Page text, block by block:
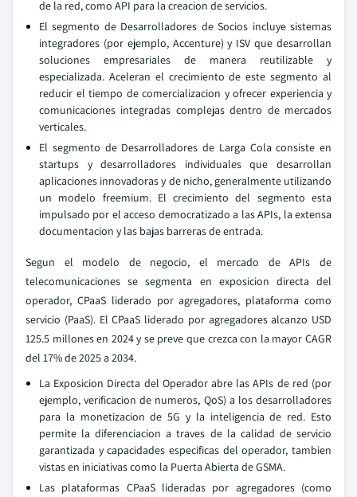
de la red, como API para la creacion de servicios.
El segmento de Desarrolladores de Socios incluye sistemas
integradores (por ejemplo, Accenture) y ISV que desarrollan
soluciones empresariales de manera reutilizable y
especializada. Aceleran el crecimiento de este segmento al
reducir el tiempo de comercializacion y ofrecer experiencia y
comunicaciones integradas complejas dentro de mercados
verticales.
El segmento de Desarrolladores de Larga Cola consiste en
startups y desarrolladores individuales que desarrollan
aplicaciones innovadoras y de nicho, generalmente utilizando
un modelo freemium. El crecimiento del segmento esta
impulsado por el acceso democratizado a las APIs, la extensa
documentacion y las bajas barreras de entrada.
Segun el modelo de negocio, el mercado de APIs de
telecomunicaciones se segmenta en exposicion directa del
operador, CPaaS liderado por agregadores, plataforma como
servicio (PaaS). El CPaaS liderado por agregadores alcanzo USD
125.5 millones en 2024 y se preve que crezca con la mayor CAGR
del 17% de 2025 a 2034.
La Exposicion Directa del Operador abre las APIs de red (por
ejemplo, verificacion de numeros, QoS) a los desarrolladores
para la monetizacion de 5G y la inteligencia de red. Esto
permite la diferenciacion a traves de la calidad de servicio
garantizada y capacidades especificas del operador, tambien
vistas en iniciativas como la Puerta Abierta de GSMA.
Las plataformas CPaaS lideradas por agregadores (como